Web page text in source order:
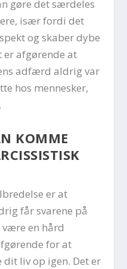
gøre det særdeles
især fordi det
og skaber dybe
er afgørende at
adfærd aldrig var
hos mennesker,
KOMME
er at
får svarene på
en hård
for at
liv op igen. Det er